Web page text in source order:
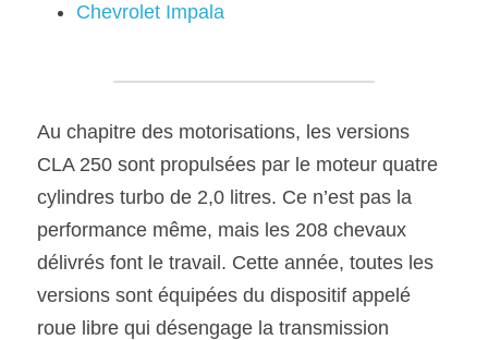
Chevrolet Impala
Au chapitre des motorisations, les versions
CLA 250 sont propulsées par le moteur quatre
cylindres turbo de 2,0 litres. Ce n’est pas la
performance même, mais les 208 chevaux
délivrés font le travail. Cette année, toutes les
versions sont équipées du dispositif appelé
roue libre qui désengage la transmission